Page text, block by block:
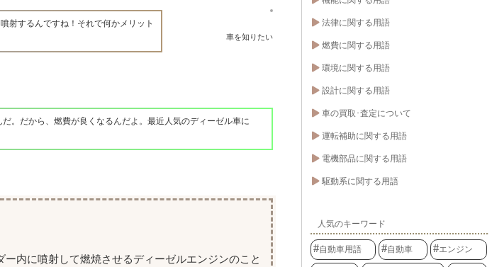
車を知りたい
射するんですね！それで何かメリット
。だから、燃費が良くなるんだよ。最近人気のディーゼル車に
内に噴射して燃焼させるディーゼルエンジンのこと
法律に関する用語
燃費に関する用語
環境に関する用語
設計に関する用語
車の買取･査定について
運転補助に関する用語
電機部品に関する用語
駆動系に関する用語
人気のキーワード
自動車用語 自動車 エンジン